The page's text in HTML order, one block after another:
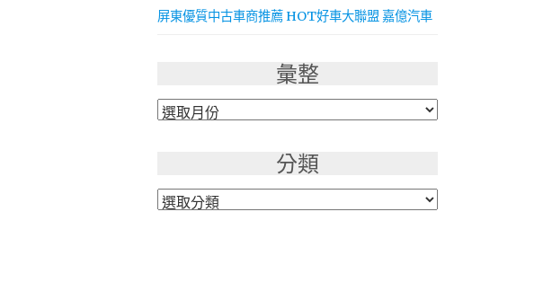
屏東優質中古車商推薦 HOT好車大聯盟 嘉億汽車
彙整
彙
分類
分